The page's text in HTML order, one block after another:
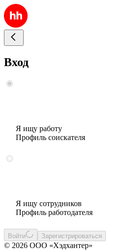
Вход
Я ищу работу
Профиль соискателя
Я ищу сотрудников
Профиль работодателя
Войти Зарегистрироваться
© 2026 ООО «Хэдхантер»